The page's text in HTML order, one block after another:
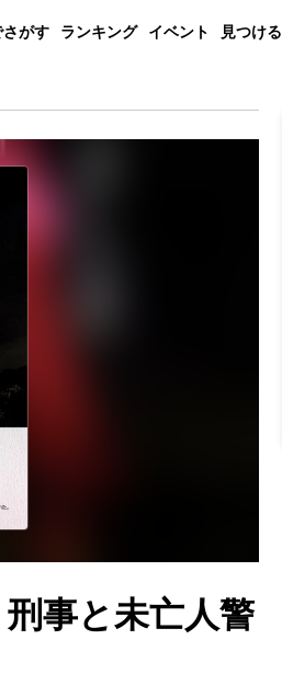
さがす ランキング イベント 見つける
事と未亡人警